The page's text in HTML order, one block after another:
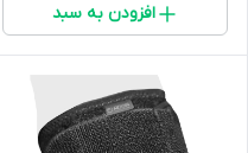
افزودن به سبد